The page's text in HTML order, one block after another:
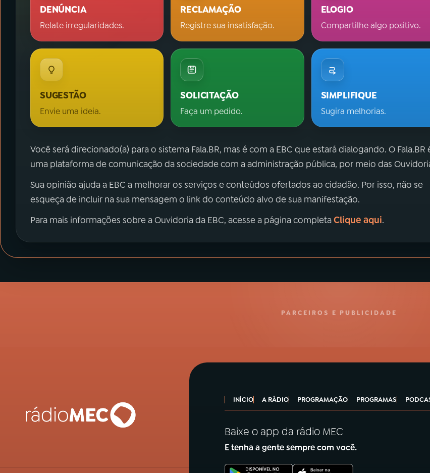
DENÚNCIA
Relate irregularidades.
RECLAMAÇÃO
Registre sua insatisfação.
ELOGIO
Compartilhe algo positivo.
SUGESTÃO
Envie uma ideia.
SOLICITAÇÃO
Faça um pedido.
SIMPLIFIQUE
Sugira melhorias.
Você será direcionado(a) para o sistema Fala.BR, mas é com a EBC que estará dialogando. O Fala.BR
uma plataforma de comunicação da sociedade com a administração pública, por meio das
Sua opinião ajuda a EBC a melhorar os serviços e conteúdos ofertados ao cidadão. Por isso, não se
esqueça de incluir na sua mensagem o link do conteúdo alvo de sua manifestação.
Para mais informações sobre a Ouvidoria da EBC, acesse a página completaClique aqui.
PARCEIROS E PUBLICIDADE
INÍCIO A RÁDIO PROGRAMAÇÃO PROGRAMAS
Baixe o app da rádio MEC
E tenha a gente sempre com você.